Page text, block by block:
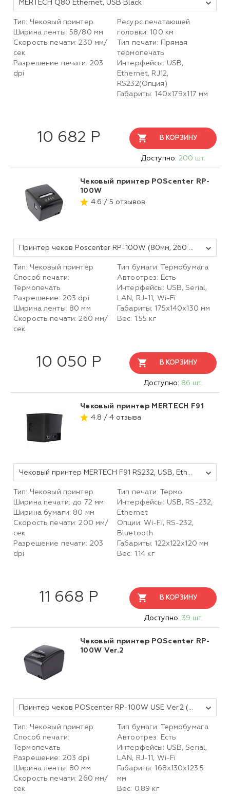
MERTECH Q80 Ethernet, USB Black
Тип: Чековый принтер
Ширина ленты: 58/80 мм
Скорость печати: 230 мм/
сек
Разрешение печати: 203
dpi
Ресурс печатающей
головки: 100 км
Тип печати: Прямая
термопечать
Интерфейсы: USB,
Ethernet, RJ12,
RS232(Опция)
Габариты: 140x179x117 мм
10 682 Р В КОРЗИНУ
Доступно: 200 шт.
Чековый принтер POScenter RP-
100W
4.6 / 5 отзывов
Принтер чеков Poscenter RP-100W (80мм, 260 мм/сек, автоотрез, RS232+USB+LAN+wifi) черный
Тип: Чековый принтер
Способ печати:
Термопечать
Разрешение: 203 dpi
Ширина ленты: 80 мм
Скорость печати: 260 мм/
сек
Тип бумаги: Термобумага
Автоотрез: Есть
Интерфейсы: USB, Serial,
LAN, RJ-11, Wi-Fi
Габариты: 175x140x130 мм
Вес: 1.55 кг
10 050 Р В КОРЗИНУ
Доступно: 86 шт.
Чековый принтер MERTECH F91
4.8 / 4 отзыва
Чековый принтер MERTECH F91 RS232, USB, Ethernet Black
Тип: Чековый принтер
Ширина печати: до 72 мм
Ширина бумаги: 80 мм
Скорость печати: 200 мм/
сек
Разрешение печати: 203
dpi
Тип печати: Термо
Интерфейсы: USB, RS-232,
Ethernet
Опции: Wi-Fi, RS-232,
Bluetooth
Габариты: 122х122х120 мм
Вес: 1.14 кг
11 668 Р В КОРЗИНУ
Доступно: 39 шт.
Чековый принтер POScenter RP-
100W Ver.2
Принтер чеков POScenter RP-100W USE Ver.2 (80мм, 260 мм/сек, автоотрез, RS232+USB+LAN+wifi, alarm) черный
Тип: Чековый принтер
Способ печати:
Термопечать
Разрешение: 203 dpi
Ширина ленты: 80 мм
Скорость печати: 260 мм/
сек
Тип бумаги: Термобумага
Автоотрез: Есть
Интерфейсы: USB, Serial,
LAN, RJ-11, Wi-Fi
Габариты: 168x130x123.5
мм
Вес: 0.89 кг